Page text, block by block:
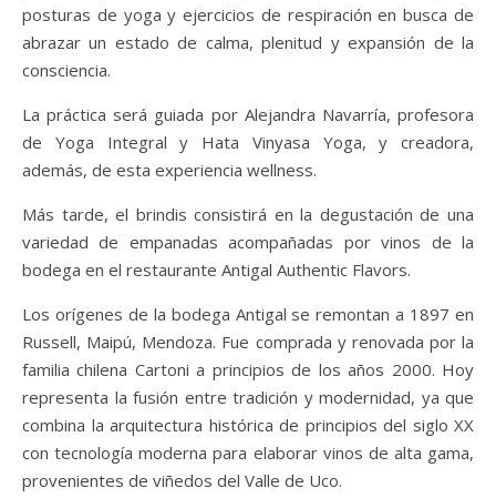
posturas de yoga y ejercicios de respiración en busca de
abrazar un estado de calma, plenitud y expansión de la
consciencia.
La práctica será guiada por Alejandra Navarría, profesora
de Yoga Integral y Hata Vinyasa Yoga, y creadora,
además, de esta experiencia wellness.
Más tarde, el brindis consistirá en la degustación de una
variedad de empanadas acompañadas por vinos de la
bodega en el restaurante Antigal Authentic Flavors.
Los orígenes de la bodega Antigal se remontan a 1897 en
Russell, Maipú, Mendoza. Fue comprada y renovada por la
familia chilena Cartoni a principios de los años 2000. Hoy
representa la fusión entre tradición y modernidad, ya que
combina la arquitectura histórica de principios del siglo XX
con tecnología moderna para elaborar vinos de alta gama,
provenientes de viñedos del Valle de Uco.